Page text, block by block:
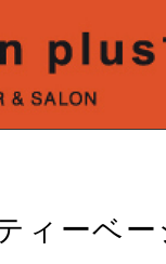
ィーベ